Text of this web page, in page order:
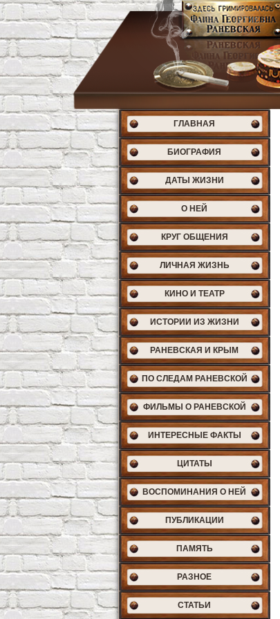
ГЛАВНАЯ
БИОГРАФИЯ
ДАТЫ ЖИЗНИ
О НЕЙ
КРУГ ОБЩЕНИЯ
ЛИЧНАЯ ЖИЗНЬ
КИНО И ТЕАТР
ИСТОРИИ ИЗ ЖИЗНИ
РАНЕВСКАЯ И КРЫМ
ПО СЛЕДАМ РАНЕВСКОЙ
ФИЛЬМЫ О РАНЕВСКОЙ
ИНТЕРЕСНЫЕ ФАКТЫ
ЦИТАТЫ
ВОСПОМИНАНИЯ О НЕЙ
ПУБЛИКАЦИИ
ПАМЯТЬ
РАЗНОЕ
СТАТЬИ